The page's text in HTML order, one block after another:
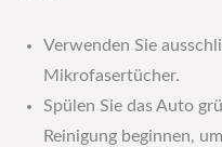
Verwenden Sie
Mikrofasertücher.
Spülen Sie das Auto
Reinigung beginnen,